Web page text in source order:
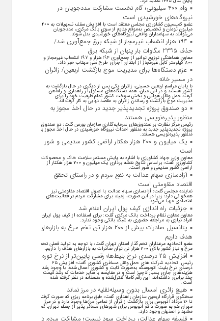
وام ۴۰۰ میلیونی؛ گام نخست مشارکت مددجویان در
نیروگاه‌های خورشیدی است
عضو کمیسیون کشاورزی مجلس معتقد است با افزایش سقف تسهیلات به ۴۰۰
میلیون تومان و تخصیص به‌موقع منابع از سوی بانک مرکزی، مددجویان
می‌توانند به سهامداران واقعی نیروگاه‌های خورشیدی بدل شوند.
۱۹۴ هزار انشعاب غیرمجاز از شبکه برق جمع‌آوری شد/
حذف ۲۳۹۵ مگاوات بار پنهان از شبکه برق
معاون هماهنگی توزیع توانیر از جمع‌آوری ۱۹۴ هزار و ۱۹۷ انشعاب غیرمجاز و
۸۰۰ کیلومتر کابل غیرمجاز از ابتدای اجرای طرح ملی مهتاب خبر داد.
عزم دستگاه‌ها برای مدیریت موج بازگشت اربعین/ زائران
در مسیر خانه
با پایان مراسم اربعین حسینی، زائران یکی پس از دیگری در حال بازگشت به
کشور هستند و در این میان، همه دستگاه‌های مسئول از راهداری و راه‌آهن
گرفته حمل ونقل هوایی و بخش سوخت کشور تمام ظرفیت خود را برای
مدیریت موج بازگشت و رساندن زائران به مقصد نهایی به کار گرفته‌اند.
دو صندوق پروژه تجدیدپذیر جدید در حال اخذ مجوز به
منظور پذیره‌نویسی هستند
رئیس مرکز نظارت بر صندوق‌های سرمایه‌گذاری سازمان بورس گفت: دو صندوق
پروژه تجدیدپذیر جدید به منظور احداث نیروگاه خورشیدی در حال اخذ مجوز به
منظور پذیره‌نویسی هستند.
یک میلیون و ۲۰۰ هزار هکتار اراضی کشور سدیمی و شور
است
معاون وزیر جهاد کشاورزی با اشاره به پایش مستمر سلامت خاک و محصولات
کشاورزی گفت: براساس نتایج نقشه برداری یک میلیون و ۲۰۰ هزار هکتار از
اراضی کشور سدیمی و شور است.
آزادسازی سهام عدالت به نفع مردم و در راستای تحقق
اقتصاد مقاومتی است
نماینده مجلس گفت: آزادسازی سهام عدالت با اصول اقتصاد مقاومتی نیز
همخوانی دارد؛ زیرا در این صورت، زمینه برای مشارکت مردم در فعالیت‌های
اقتصادی مهیا می‌شود.
جزئیات راه اندازی کیف پول ایران اعلام شد
معاون معاون نظام پرداخت بانک مرکزی گفت: برای استفاده از کیف پول ایران
افراد نیازی به مراجعه حضوری به شبکه بانکی وجود ندارد.
پتانسیل صادرات بیش از ۲۰۰ هزار تن تخم مرغ به بازار‌های
هدف داریم
عضو اتحادیه مرغداران تخم گذار استان تهران گفت: با توجه به تولید فعلی تخم
مرغ و نیاز کشور بالای ۲۰۰ هزار تن توان صادرات به بازار‌های هدف را داریم.
افزایش ۲۵ درصدی نرخ بلیط‌ها؛ رقمی پایین‌تر از نرخ تورم
رئیس اتحادیه شرکت های حمل ونقل مسافری کشوری گفت: افزایش ۲۵
درصدی نرخ بلیت اتوبوسکه به‌صورت ثابت و کشوری اعمال شده، با وجود رشد
هزینه‌های جاری بسیار ناچیز است و در مقایسه با سایر خدمات که رشد قیمت
چند برابری داشته‌اند، این رقم کاملاً کنترل‌شده و منصفانه در نظر گرفته شده
است.
هیچ زائری امسال بدون وسیله‌نقلیه در مرز نماند
سخنگوی قرارگاه اربعین سازمان راهداری گفت: طبق برنامه ریزی که صورت گرفته
تا ۱۶ مرداد اتوبوس برای بازگشت زائران از تمامی مرز‌ها وجود دارد و در مرز
مهران هم به صورت دائم اتوبوس برای شهر‌های مسافر پذیر از جمله تهران، قم،
مشهد و اصفهان وجود دارد.